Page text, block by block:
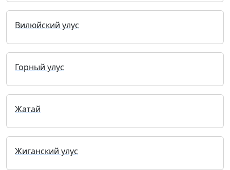
Вилюйский улус
Горный улус
Жатай
Жиганский улус